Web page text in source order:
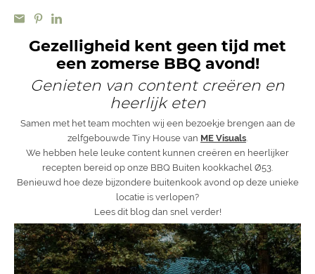
Gezelligheid kent geen tijd met
een zomerse BBQ avond!
Genieten van content creëren en
heerlijk eten
Samen met het team mochten wij een bezoekje brengen aan de
zelfgebouwde Tiny House van ME Visuals.
We hebben hele leuke content kunnen creëren en heerlijker
recepten bereid op onze BBQ Buiten kookkachel Ø53.
Benieuwd hoe deze bijzondere buitenkook avond op deze unieke
locatie is verlopen?
Lees dit blog dan snel verder!